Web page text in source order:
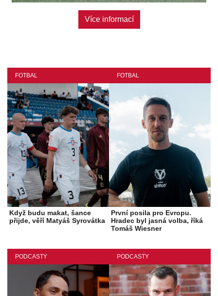
Více informací
FOTBAL
Když budu makat, šance
přijde, věří Matyáš Syrovátka
FOTBAL
První posila pro Evropu.
Hradec byl jasná volba, říká
Tomáš Wiesner
PODCASTY PODCASTY